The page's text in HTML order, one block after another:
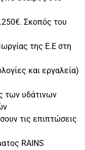
Σκοπός του
της Ε.Ε στη
και εργαλεία)
των υδάτινων
τις επιπτώσεις
RAINS